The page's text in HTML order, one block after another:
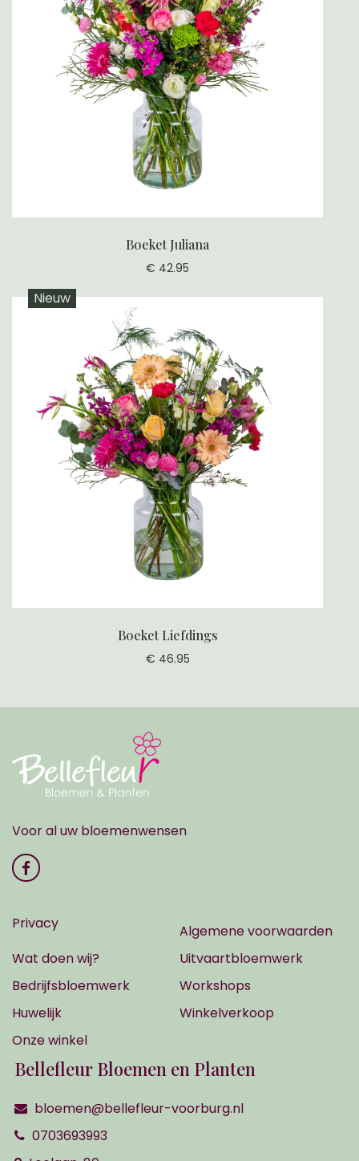
Boeket Juliana
€ 42.95
Nieuw
Boeket Liefdings
€ 46.95
Voor al uw bloemenwensen
Privacy
Algemene voorwaarden
Wat doen wij?
Uitvaartbloemwerk
Bedrijfsbloemwerk
Workshops
Huwelijk
Winkelverkoop
Onze winkel
Bellefleur Bloemen en Planten
bloemen@bellefleur-voorburg.nl
0703693993